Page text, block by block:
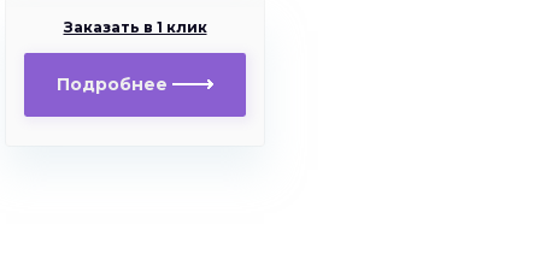
Заказать в 1 клик
Подробнее